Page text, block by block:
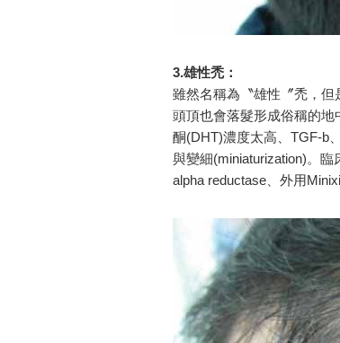
3.雄性禿：
雖然名稱為〝雄性〞禿，但
頭頂也會落髮形成俗稱的
酮(DHT)濃度太高、TGF-b
與變細(miniaturization)。
alpha reductase、外用